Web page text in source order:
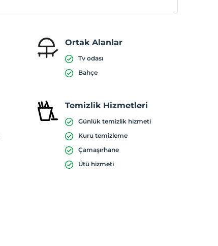
Ortak Alanlar
Tv odası
Bahçe
Temizlik Hizmetleri
Günlük temizlik hizmeti
Kuru temizleme
Çamaşırhane
Ütü hizmeti